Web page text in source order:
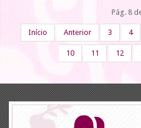
Pág. 8
Início Anterior 3 4
10 11 12